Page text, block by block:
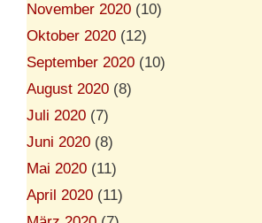
November 2020 (10)
Oktober 2020 (12)
September 2020 (10)
August 2020 (8)
Juli 2020 (7)
Juni 2020 (8)
Mai 2020 (11)
April 2020 (11)